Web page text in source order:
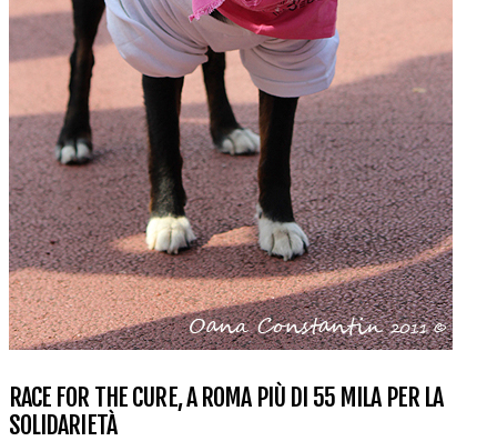
RACE FOR THE CURE, A ROMA PIÙ DI 55 MILA PER LA
SOLIDARIETÀ